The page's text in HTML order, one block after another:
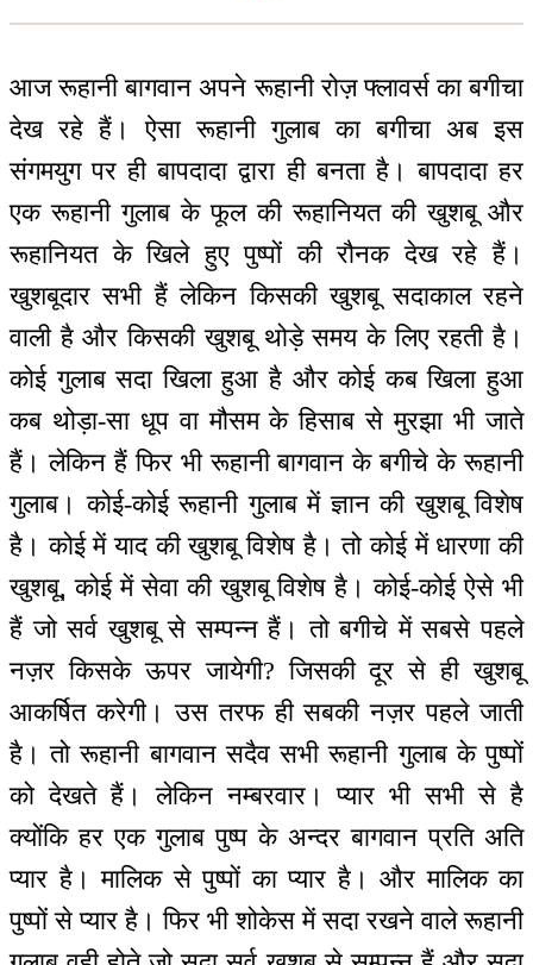
आज रूहानी बागवान अपने रूहानी रोज़ फ्लावर्स का बगीचा
देख रहे हैं। ऐसा रूहानी गुलाब का बगीचा अब इस
संगमयुग पर ही बापदादा द्वारा ही बनता है। बापदादा हर
एक रूहानी गुलाब के फूल की रूहानियत की खुशबू और
रूहानियत के खिले हुए पुष्पों की रौनक देख रहे हैं।
खुशबूदार सभी हैं लेकिन किसकी खुशबू सदाकाल रहने
वाली है और किसकी खुशबू थोड़े समय के लिए रहती है।
कोई गुलाब सदा खिला हुआ है और कोई कब खिला हुआ
कब थोड़ा-सा धूप वा मौसम के हिसाब से मुरझा भी जाते
हैं। लेकिन हैं फिर भी रूहानी बागवान के बगीचे के रूहानी
गुलाब। कोई-कोई रूहानी गुलाब में ज्ञान की खुशबू विशेष
है। कोई में याद की खुशबू विशेष है। तो कोई में धारणा की
खुशबू, कोई में सेवा की खुशबू विशेष है। कोई-कोई ऐसे भी
हैं जो सर्व खुशबू से सम्पन्न हैं। तो बगीचे में सबसे पहले
नज़र किसके ऊपर जायेगी? जिसकी दूर से ही खुशबू
आकर्षित करेगी। उस तरफ ही सबकी नज़र पहले जाती
है। तो रूहानी बागवान सदैव सभी रूहानी गुलाब के पुष्पों
को देखते हैं। लेकिन नम्बरवार। प्यार भी सभी से है
क्योंकि हर एक गुलाब पुष्प के अन्दर बागवान प्रति अति
प्यार है। मालिक से पुष्पों का प्यार है। और मालिक का
पुष्पों से प्यार है। फिर भी शोकेस में सदा रखने वाले रूहानी